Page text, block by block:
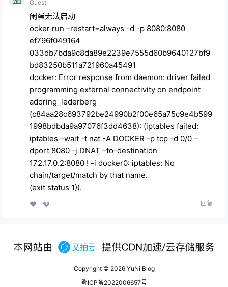
Guest
闲蛋无法启动
ocker run –restart=always -d -p 8080:8080
ef796f049164
033db7bda9c8da89e2239e7555d60b9640127bf9
bd83250b511a721960a45491
docker: Error response from daemon: driver failed
programming external connectivity on endpoint
adoring_lederberg
(c84aa28c693792be24990b2f00e65a75c9e4b599
1998bdbda9a97076f3dd4638): (iptables failed:
iptables –wait -t nat -A DOCKER -p tcp -d 0/0 –
dport 8080 -j DNAT –to-destination
172.17.0.2:8080 ! -i docker0: iptables: No
chain/target/match by that name.
(exit status 1)).
回复
Copyright © 2026YuNi Blog
鄂ICP备2022006657号